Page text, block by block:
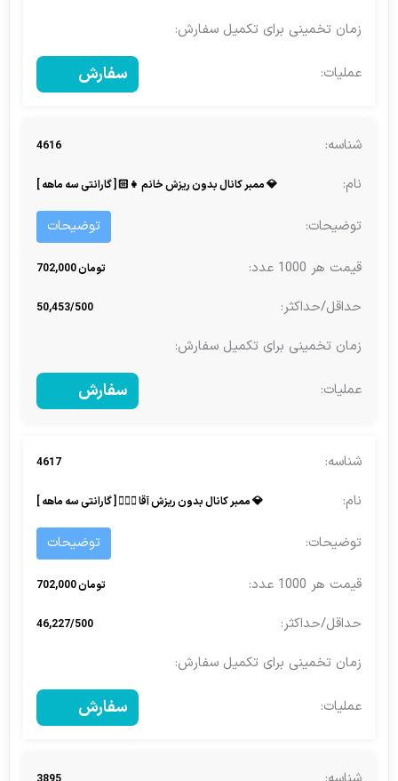
سفارش
4616
💎 ممبر کانال بدون ریزش خانم 👧🏻 [ گارانتی سه ماهه ]
توضیحات
تومان 702,000
50,453/500
سفارش
4617
💎 ممبر کانال بدون ریزش آقا 🧔🏻‍♂️ [ گارانتی سه ماهه ]
توضیحات
تومان 702,000
46,227/500
سفارش